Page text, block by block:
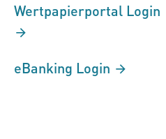
Wertpapierportal Login
eBanking Login